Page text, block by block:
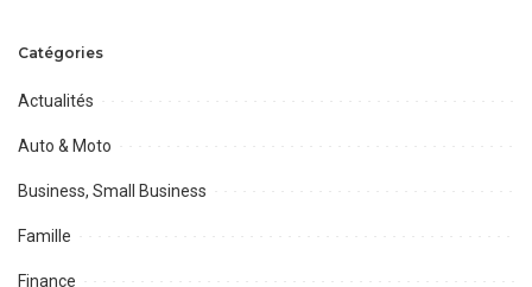
Catégories
Actualités
Auto & Moto
Business, Small Business
Famille
Finance